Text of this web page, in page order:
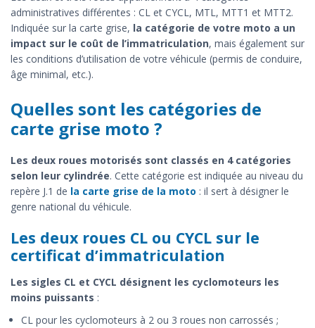
administratives différentes : CL et CYCL, MTL, MTT1 et MTT2.
Indiquée sur la carte grise, la catégorie de votre moto a un
impact sur le coût de l’immatriculation, mais également sur
les conditions d’utilisation de votre véhicule (permis de conduire,
âge minimal, etc.).
Quelles sont les catégories de
carte grise moto ?
Les deux roues motorisés sont classés en 4 catégories
selon leur cylindrée. Cette catégorie est indiquée au niveau du
repère J.1 de la carte grise de la moto : il sert à désigner le
genre national du véhicule.
Les deux roues CL ou CYCL sur le
certificat d’immatriculation
Les sigles CL et CYCL désignent les cyclomoteurs les
moins puissants :
CL pour les cyclomoteurs à 2 ou 3 roues non carrossés ;